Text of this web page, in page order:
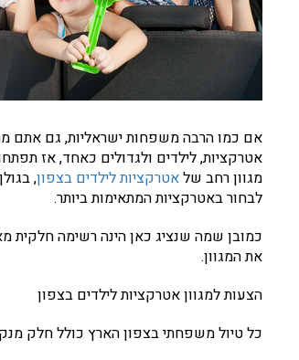
אם כמו הרבה משפחות ישראליות, גם אתם
אטרקציות, לילדים ולגדולים כאחד, אז
מגוון רחב שלאטרקציות לילדים בצפון,
לבחור באטרקציות המתאימות ביותר.
כמובן שמה שנציג כאן הינה רשימה חלקית
את המגוון.
הצעות למגוון אטרקציות לילדים בצפון
כל טיול משפחתי בצפון הארץ כולל חלק